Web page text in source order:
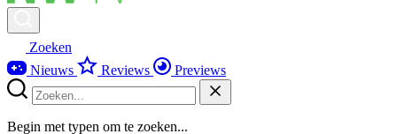
Zoeken
Nieuws
Reviews Previews
Begin met typen om te zoeken...